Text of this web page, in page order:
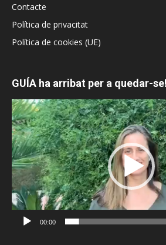
Contacte
Política de privacitat
Política de cookies (UE)
GUÍA ha arribat per a quedar-
Reproductor
de
vídeo
00:00